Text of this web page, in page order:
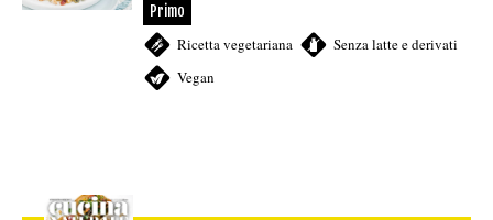
Primo
Ricetta vegetariana Senza latte e derivati
Vegan